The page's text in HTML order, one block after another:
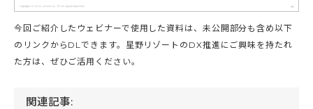
今回ご紹介したウェビナーで使用した資料は、未公開部分も含め以下
のリンクからDLできます。星野リゾートのDX推進にご興味を持たれ
た方は、ぜひご活用ください。
関連記事: